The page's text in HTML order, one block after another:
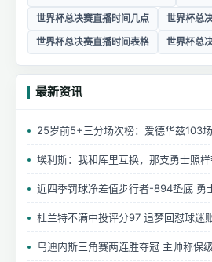
世界杯总决赛直播时间几点
世界杯总
世界杯总决赛直播时间表格
世界杯总
最新资讯
25岁前5+三分场次榜：爱德华兹103
埃利斯：我和库里互换，那支勇士照
近四季罚球净差值步行者-894垫底 勇
杜兰特不满中投评分97 追梦回怼球迷
乌迪内斯三角赛两连胜夺冠 主帅称保